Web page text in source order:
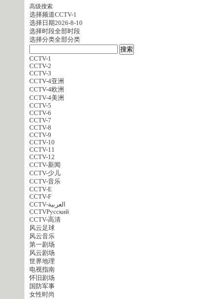
高级搜索
选择频道CCTV-1
选择日期2026-8-10
选择时段全部时段
选择分类全部分类
CCTV-1
CCTV-2
CCTV-3
CCTV-4亚洲
CCTV-4欧洲
CCTV-4美洲
CCTV-5
CCTV-6
CCTV-7
CCTV-8
CCTV-9
CCTV-10
CCTV-11
CCTV-12
CCTV-新闻
CCTV-少儿
CCTV-音乐
CCTV-E
CCTV-F
CCTV-العربية
CCTVPусский
CCTV-高清
风云足球
风云音乐
第一剧场
风云剧场
世界地理
电视指南
怀旧剧场
国防军事
女性时尚